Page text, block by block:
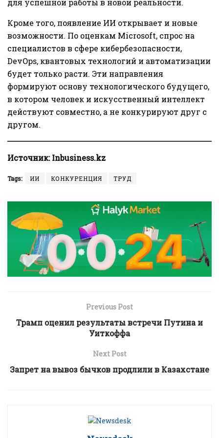
Кроме того, появление ИИ открывает и новые
возможности. По оценкам Microsoft, спрос на
специалистов в сфере кибербезопасности,
DevOps, квантовых технологий и автоматизации
будет только расти. Эти направления
формируют основу технологического будущего,
в котором человек и искусственный интеллект
действуют совместно, а не конкурируют друг с
другом.
Источник:Inbusiness.kz
Tags: ИИ КОНКУРЕНЦИЯ ТРУД
Previous Post
Трамп оценил результаты встречи Путина и
Уиткоффа
Next Post
Запрет на вывоз бычков продлили в Казахстане